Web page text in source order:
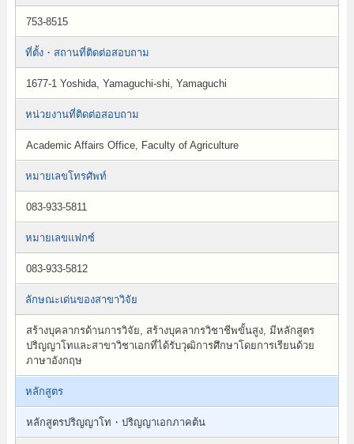
753-8515
ที่ตั้ง・สถานที่ติดต่อสอบถาม
1677-1 Yoshida, Yamaguchi-shi, Yamaguchi
หน่วยงานที่ติดต่อสอบถาม
Academic Affairs Office, Faculty of Agriculture
หมายเลขโทรศัพท์
083-933-5811
หมายเลขแฟกซ์
083-933-5812
ลักษณะเด่นของสาขาวิจัย
สร้างบุคลากรด้านการวิจัย, สร้างบุคลากรวิชาชีพขั้นสูง, มีหลักสูตร
ปริญญาโทและสาขาวิชาเอกที่ได้รับวุฒิการศึกษาโดยการเรียนด้วย
ภาษาอังกฤษ
หลักสูตร
หลักสูตรปริญญาโท・ปริญญาเอกภาคต้น